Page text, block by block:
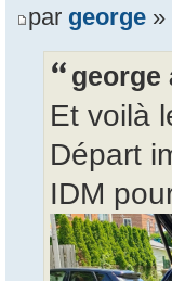
par george »
george
Et voilà
Départ
IDM